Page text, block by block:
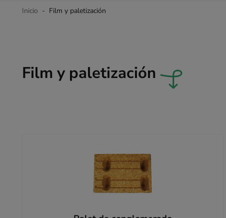
Inicio Film y paletización
Film y paletización